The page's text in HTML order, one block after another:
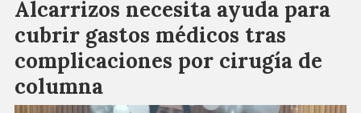
Alcarrizos necesita ayuda para
cubrir gastos médicos tras
complicaciones por cirugía de
columna